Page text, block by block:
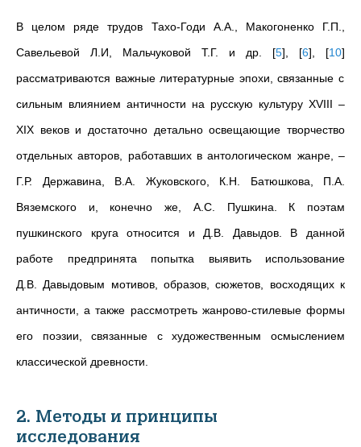
В целом ряде трудов Тахо-Годи А.А., Макогоненко Г.П.,
Савельевой Л.И, Мальчуковой Т.Г. и др. [5] [6] [10]
рассматриваются важные литературные эпохи, связанные с
сильным влиянием античности на русскую культуру XVIII –
XIX веков и достаточно детально освещающие творчество
отдельных авторов, работавших в антологическом жанре, –
Г.Р. Державина, В.А. Жуковского, К.Н. Батюшкова, П.А.
Вяземского и, конечно же, А.С. Пушкина. К поэтам
пушкинского круга относится и Д.В. Давыдов. В данной
работе предпринята попытка выявить использование
Д.В. Давыдовым мотивов, образов, сюжетов, восходящих к
античности, а также рассмотреть жанрово-стилевые формы
его поэзии, связанные с художественным осмыслением
классической древности.
2. Методы и принципы
исследования